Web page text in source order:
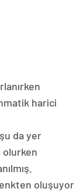
harici
da yer
olurken
oluşuyor